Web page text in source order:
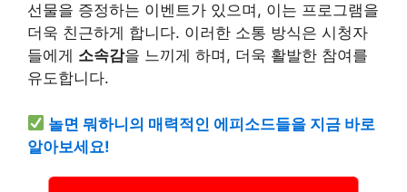
선물을 증정하는 이벤트가 있으며, 이는 프로그램을
더욱 친근하게 합니다. 이러한 소통 방식은 시청자
들에게 소속감을 느끼게 하며, 더욱 활발한 참여를
유도합니다.
놀면 뭐하니의 매력적인 에피소드들을 지금 바로
알아보세요!